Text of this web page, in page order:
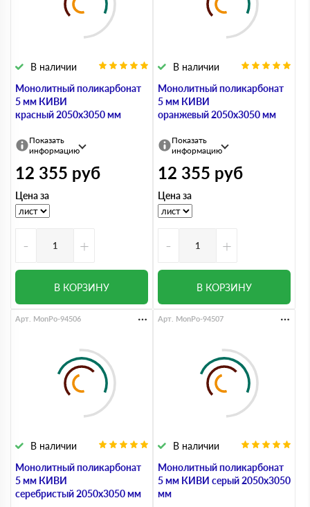
Монолитный поликарбонат
5 мм КИВИ
красный 2050х3050 мм
В наличии
Показать
информацию
12 355 руб
Цена за
- +
В КОРЗИНУ
Монолитный поликарбонат
5 мм КИВИ
оранжевый 2050х3050 мм
В наличии
Показать
информацию
12 355 руб
Цена за
- +
В КОРЗИНУ
Монолитный поликарбонат
5 мм КИВИ
серебристый 2050х3050 мм
В наличии
Арт. MonPo-94506
Монолитный поликарбонат
5 мм КИВИ серый 2050х3050
мм
В наличии
Арт. MonPo-94507